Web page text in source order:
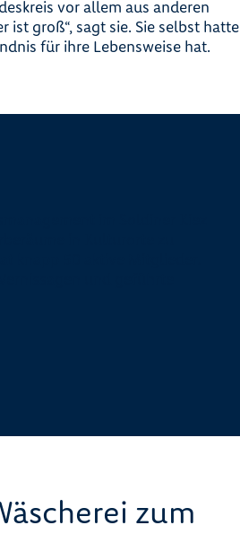
vor allem aus anderen
groß“, sagt sie. Sie selbst hatte
für ihre Lebensweise hat.
zum